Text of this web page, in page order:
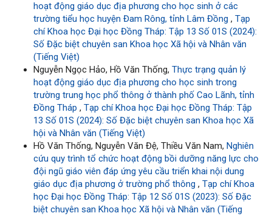
hoạt động giáo dục địa phương cho học sinh ở các
trường tiểu học huyện Đam Rông, tỉnh Lâm Đồng , Tạp
chí Khoa học Đại học Đồng Tháp: Tập 13 Số 01S (2024):
Số Đặc biệt chuyên san Khoa học Xã hội và Nhân văn
(Tiếng Việt)
Nguyễn Ngọc Hảo, Hồ Văn Thống, Thực trạng quản lý
hoạt động giáo dục địa phương cho học sinh trong
trường trung học phổ thông ở thành phố Cao Lãnh, tỉnh
Đồng Tháp , Tạp chí Khoa học Đại học Đồng Tháp: Tập
13 Số 01S (2024): Số Đặc biệt chuyên san Khoa học Xã
hội và Nhân văn (Tiếng Việt)
Hồ Văn Thống, Nguyễn Văn Đệ, Thiều Văn Nam, Nghiên
cứu quy trình tổ chức hoạt động bồi dưỡng năng lực cho
đội ngũ giáo viên đáp ứng yêu cầu triển khai nội dung
giáo dục địa phương ở trường phổ thông , Tạp chí Khoa
học Đại học Đồng Tháp: Tập 12 Số 01S (2023): Số Đặc
biệt chuyên san Khoa học Xã hội và Nhân văn (Tiếng